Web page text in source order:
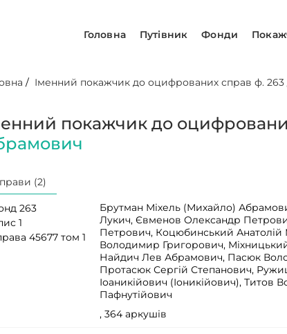
Головна Путівник Фонди
/ Іменний покажчик до оцифрованих справ ф. 263
покажчик до
(2)
263
1
45677 том 1
Брутман Міхель (Михайло)
Лукич, Євменов Олександр
Петрович, Коцюбинський
Володимир Григорович,
Найдич Лев Абрамович, Пасюк
Протасюк Сергій Степанович,
Іоаникійович (Іоникійович), Титов
Пафнутійович
, 364 аркушів